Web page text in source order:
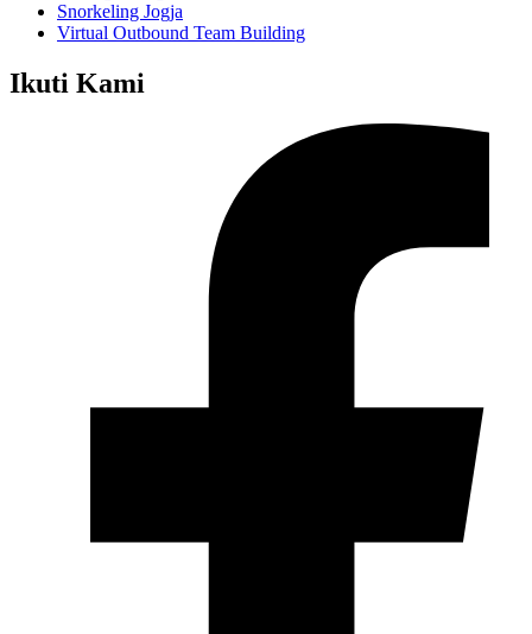
Snorkeling Jogja
Virtual Outbound Team Building
Ikuti Kami